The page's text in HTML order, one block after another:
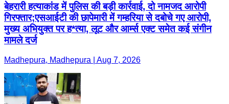
बेहरारी हत्याकांड में पुलिस की बड़ी कार्रवाई, दो नामजद आरोपी
गिरफ्तार;एसआईटी की छापेमारी में गम्हरिया से दबोचे गए आरोपी,
मुख्य अभियुक्त पर ह*त्या, लूट और आर्म्स एक्ट समेत कई संगीन
मामले दर्ज
Madhepura, Madhepura | Aug 7, 2026